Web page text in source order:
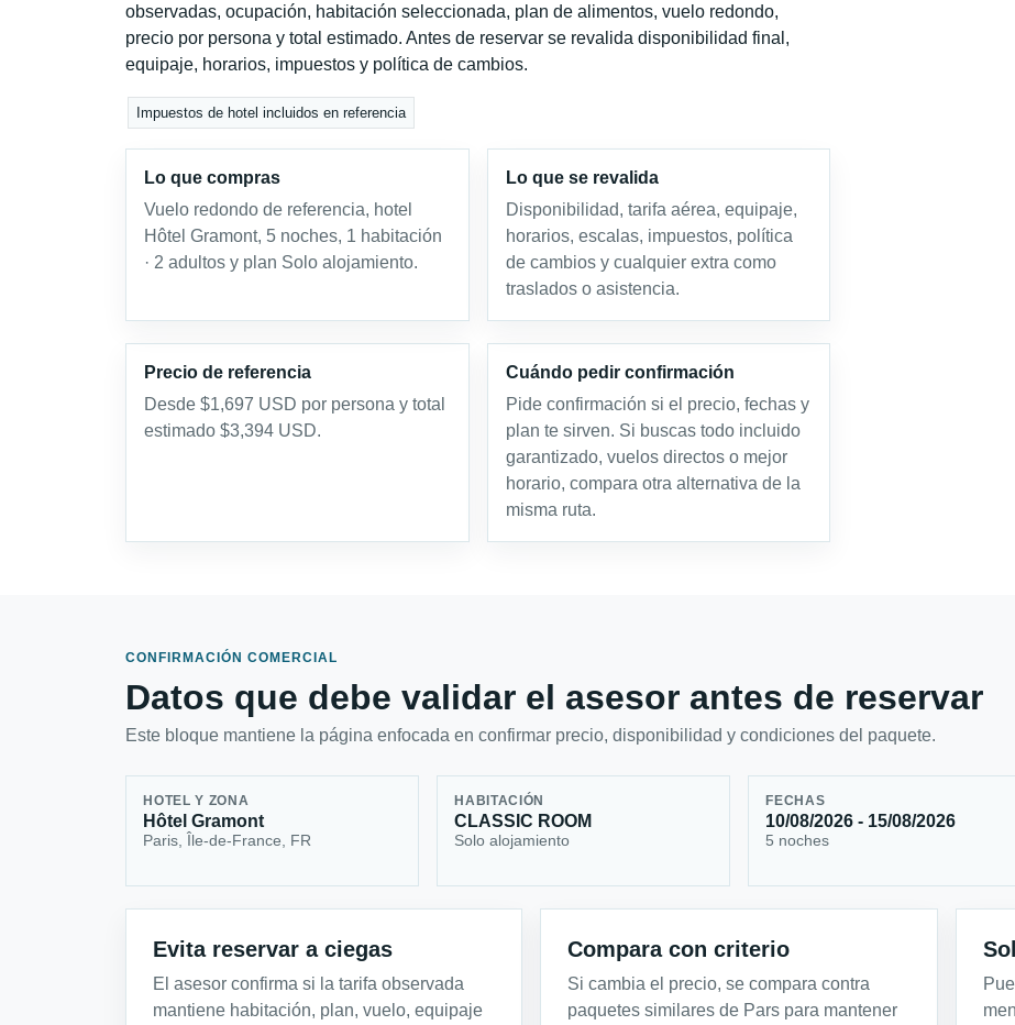
observadas, ocupación, habitación seleccionada, plan de alimentos, vuelo redondo,
precio por persona y total estimado. Antes de reservar se revalida disponibilidad final,
equipaje, horarios, impuestos y política de cambios.
Impuestos de hotel incluidos en referencia
Lo que compras
Vuelo redondo de referencia, hotel
Hôtel Gramont, 5 noches, 1 habitación
· 2 adultos y plan Solo alojamiento.
Lo que se revalida
Disponibilidad, tarifa aérea, equipaje,
horarios, escalas, impuestos, política
de cambios y cualquier extra como
traslados o asistencia.
Precio de referencia
Desde $1,697 USD por persona y total
estimado $3,394 USD.
Cuándo pedir confirmación
Pide confirmación si el precio, fechas y
plan te sirven. Si buscas todo incluido
garantizado, vuelos directos o mejor
horario, compara otra alternativa de la
misma ruta.
CONFIRMACIÓN COMERCIAL
Datos que debe validar el asesor antes de reservar
Este bloque mantiene la página enfocada en confirmar precio, disponibilidad y condiciones del paquete.
HOTEL Y ZONA
Hôtel Gramont
Paris, Île-de-France, FR
HABITACIÓN
CLASSIC ROOM
Solo alojamiento
FECHAS
10/08/2026 - 15/08/2026
5 noches
Evita reservar a ciegas
El asesor confirma si la tarifa observada
mantiene habitación, plan, vuelo, equipaje
Compara con criterio
Si cambia el precio, se compara contra
paquetes similares de Pars para mantener